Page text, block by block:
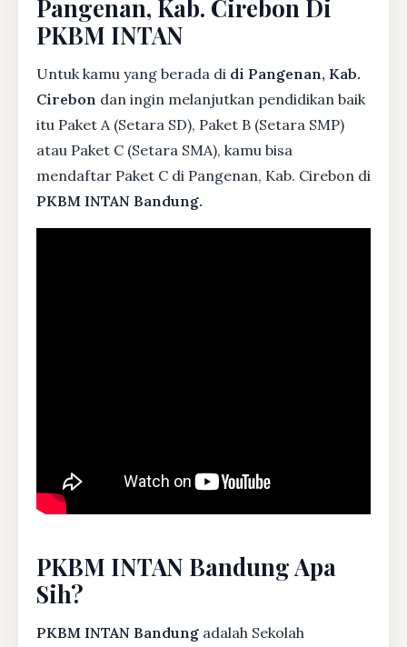
Pangenan, Kab. Cirebon Di
PKBM INTAN
Untuk kamu yang berada di di Pangenan, Kab.
Cirebon dan ingin melanjutkan pendidikan baik
itu Paket A (Setara SD), Paket B (Setara SMP)
atau Paket C (Setara SMA), kamu bisa
mendaftar Paket C di Pangenan, Kab. Cirebon di
PKBM INTAN Bandung.
PKBM INTAN Bandung Apa
Sih?
PKBM INTAN Bandung adalah Sekolah